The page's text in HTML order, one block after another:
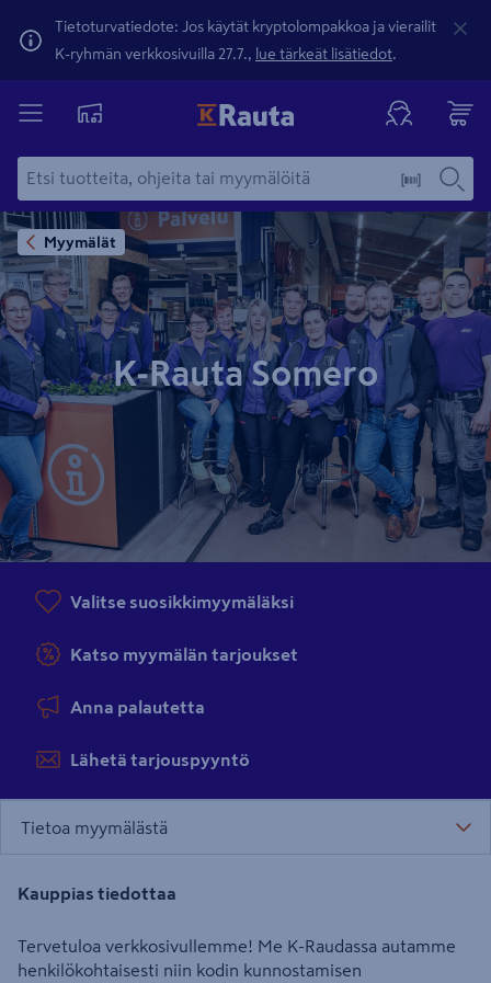
Tietoturvatiedote: Jos käytät kryptolompakkoa ja vierailit
K-ryhmän verkkosivuilla 27.7., lue tärkeät lisätiedot.
Myymälät
K-Rauta Somero
Valitse suosikkimyymäläksi
Katso myymälän tarjoukset
Anna palautetta
Lähetä tarjouspyyntö
Tietoa myymälästä
Kauppias tiedottaa
Tervetuloa verkkosivullemme! Me K-Raudassa autamme
henkilökohtaisesti niin kodin kunnostamisen